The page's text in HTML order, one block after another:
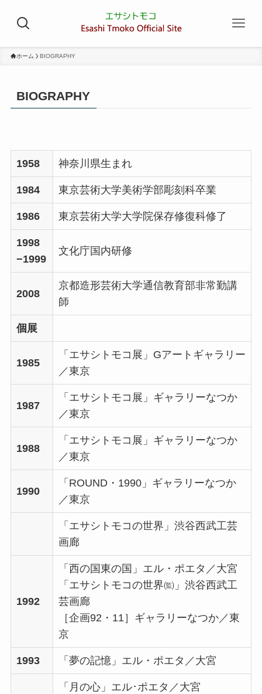
ホーム BIOGRAPHY
BIOGRAPHY
1958 神奈川県生まれ
1984 東京芸術大学美術学部彫刻科卒業
1986 東京芸術大学大学院保存修復科修了
1998
−1999
文化庁国内研修
2008
京都造形芸術大学通信教育部非常勤講
師
個展
1985
「エサシトモコ展」Gアートギャラリー
／東京
1987
「エサシトモコ展」ギャラリーなつか
／東京
1988
「エサシトモコ展」ギャラリーなつか
／東京
1990
「ROUND・1990」ギャラリーなつか
／東京
「エサシトモコの世界」渋谷西武工芸
画廊
1992
「西の国東の国」エル・ポエタ／大宮
「エサシトモコの世界㈼」渋谷西武工
芸画廊
［企画92・11］ギャラリーなつか／東
京
1993 「夢の記憶」エル・ポエタ／大宮
「月の心」エル･ポエタ／大宮